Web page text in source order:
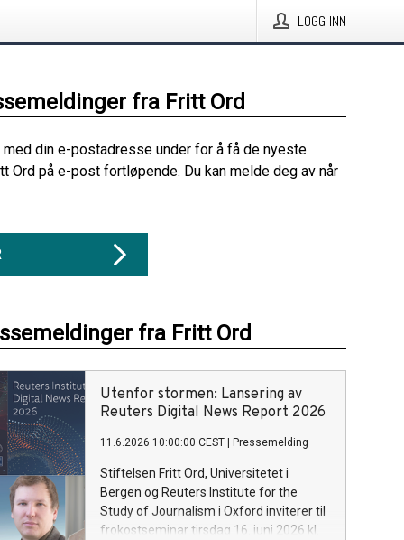
LOGG INN
fra Fritt Ord
din e-postadresse under for å få de nyeste
Ord på e-post fortløpende. Du kan melde deg av når
fra Fritt Ord
Utenfor stormen: Lansering av
Reuters Digital News Report 2026
11.6.2026 10:00:00 CEST Pressemelding
Stiftelsen Fritt Ord, Universitetet i
Bergen og Reuters Institute for the
Study of Journalism i Oxford inviterer til
frokostseminar tirsdag 16. juni 2026 kl.